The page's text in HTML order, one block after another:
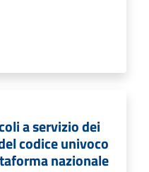
a servizio dei
codice univoco
nazionale